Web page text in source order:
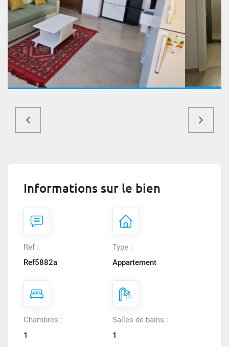
Informations sur le bien
Ref :
Ref5882a
Type :
Appartement
Chambres :
1
Salles de bains :
1